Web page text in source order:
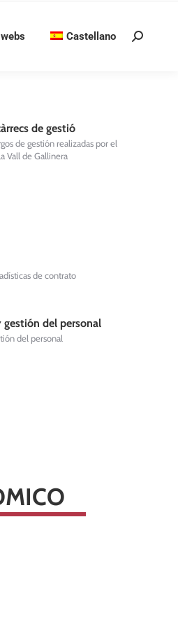
Castellano Buscar:
de gestió
de gestión realizadas por el
Vall de Gallinera
de contrato
gestión del personal
del personal